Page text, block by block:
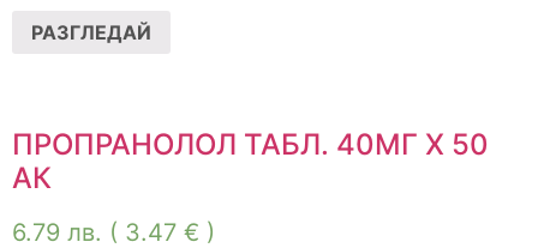
РАЗГЛЕДАЙ
ПРОПРАНОЛОЛ ТАБЛ. 40МГ Х 50
АК
6.79 лв. ( 3.47 € )